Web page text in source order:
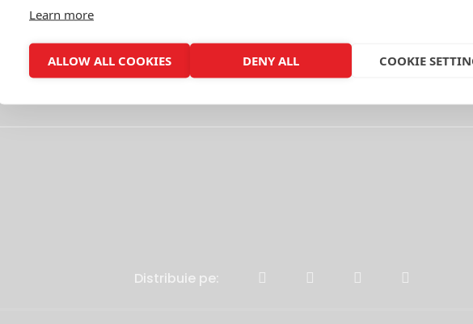
Distribuie pe:
Learn more
ALLOW ALL COOKIES DENY ALL COOKIE